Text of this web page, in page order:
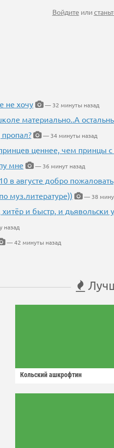
Войдите или
не хочу
— 32 минуты назад
материально..А
— 34 минуты назад
ценнее, чем принцы
мне
— 36 минут назад
в августе добро пожаловать
муз.литературе))
— 38
и быстр, и дьявольски
назад
— 42 минуты назад
Кольский ашкрофтин